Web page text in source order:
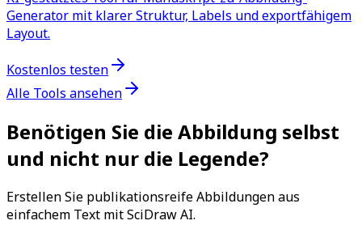
Generator mit klarer Struktur, Labels und exportfähigem
Layout.
Kostenlos testen
Alle Tools ansehen
Benötigen Sie die Abbildung selbst
und nicht nur die Legende?
Erstellen Sie publikationsreife Abbildungen aus
einfachem Text mit SciDraw AI.